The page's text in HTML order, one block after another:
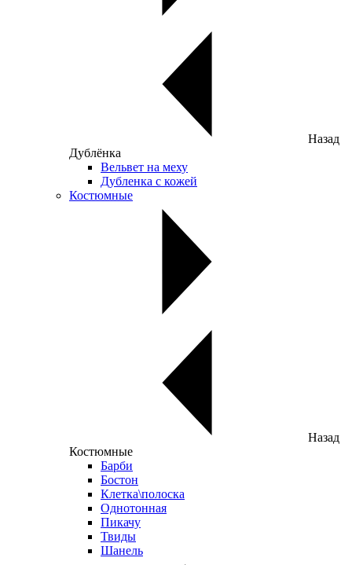
Назад
Дублёнка
Вельвет на меху
Дубленка с кожей
Костюмные
Назад
Костюмные
Барби
Бостон
Клетка\полоска
Однотонная
Пикачу
Твиды
Шанель